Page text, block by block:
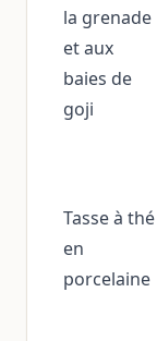
la grenade
et aux
baies de
goji
Tasse à thé
en
porcelaine